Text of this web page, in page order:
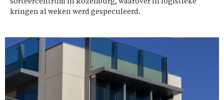
kringen al weken werd gespeculeerd.